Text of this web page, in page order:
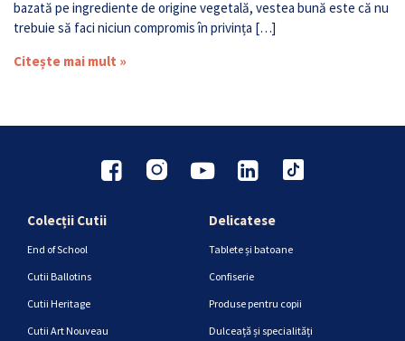
bazată pe ingrediente de origine vegetală, vestea bună este că nu
trebuie să faci niciun compromis în privința […]
Citește mai mult »
Colecții Cutii
End of School
Cutii Ballotins
Cutii Heritage
Cutii Art Nouveau
Delicatese
Tablete și batoane
Confiserie
Produse pentru copii
Dulceață și specialități